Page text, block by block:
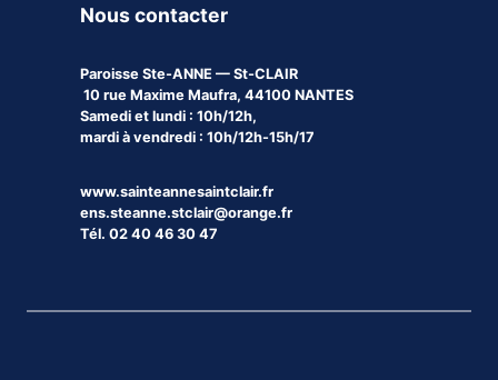
Nous contacter
Paroisse Ste-ANNE — St-CLAIR
10 rue Maxime Maufra, 44100 NANTES
Samedi et lundi : 10h/12h,
mardi à vendredi : 10h/12h-15h/17
www.sainteannesaintclair.fr
ens.steanne.stclair@orange.fr
Tél. 02 40 46 30 47